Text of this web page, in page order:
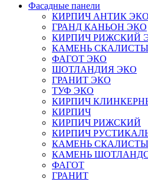
Фасадные панели
КИРПИЧ АНТИК ЭКО
ГРАНД КАНЬОН ЭКО
КИРПИЧ РИЖСКИЙ
КАМЕНЬ
ФАГОТ ЭКО
ШОТЛАНДИЯ ЭКО
ГРАНИТ ЭКО
ТУФ ЭКО
КИРПИЧ
КИРПИЧ
КИРПИЧ РИЖСКИЙ
КИРПИЧ
КАМЕНЬ
КАМЕНЬ
ФАГОТ
ГРАНИТ